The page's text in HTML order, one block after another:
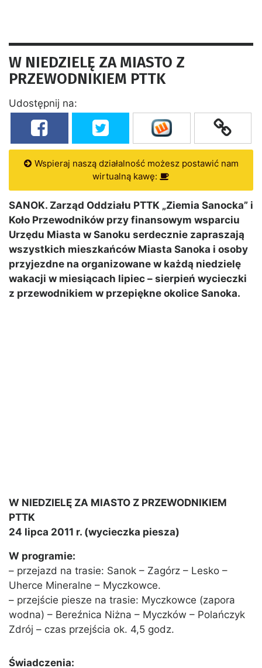
W NIEDZIELĘ ZA MIASTO Z
PRZEWODNIKIEM PTTK
Udostępnij na:
Wspieraj naszą działalność możesz postawić nam
wirtualną kawę:
SANOK. Zarząd Oddziału PTTK „Ziemia Sanocka” i
Koło Przewodników przy finansowym wsparciu
Urzędu Miasta w Sanoku serdecznie zapraszają
wszystkich mieszkańców Miasta Sanoka i osoby
przyjezdne na organizowane w każdą niedzielę
wakacji w miesiącach lipiec – sierpień wycieczki
z przewodnikiem w przepiękne okolice Sanoka.
W NIEDZIELĘ ZA MIASTO Z PRZEWODNIKIEM
PTTK
24 lipca 2011 r. (wycieczka piesza)
W programie:
– przejazd na trasie: Sanok – Zagórz – Lesko –
Uherce Mineralne – Myczkowce.
– przejście piesze na trasie: Myczkowce (zapora
wodna) – Bereźnica Niżna – Myczków – Polańczyk
Zdrój – czas przejścia ok. 4,5 godz.
Świadczenia: